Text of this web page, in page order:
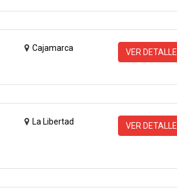
Cajamarca VER DETALLE
La Libertad VER DETALLE